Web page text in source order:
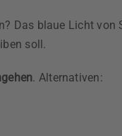
Das blaue Licht
soll.
. Alternativen: